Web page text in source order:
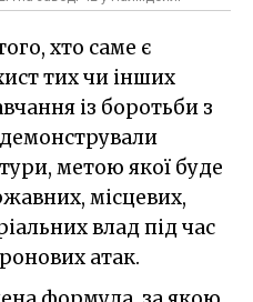
хто саме є
тих чи інших
із боротьби з
метою якої буде
місцевих,
влад під час
атак.